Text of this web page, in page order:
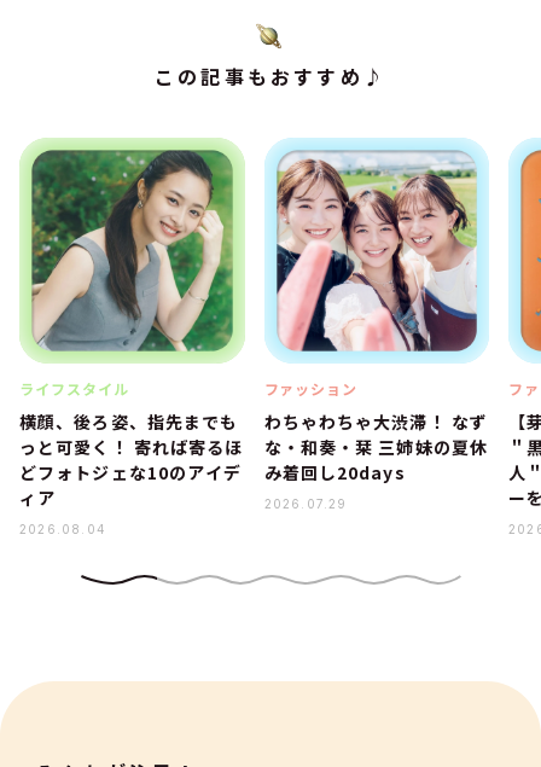
この記事もおすすめ♪
ライフスタイル
横顔、後ろ姿、指先までも
っと可愛く！ 寄れば寄るほ
どフォトジェな10のアイデ
ィア
2026.08.04
ファッション
わちゃわちゃ大渋滞！ なず
な・和奏・栞 三姉妹の夏休
み着回し20days
2026.07.29
フ
【
＂
人
ー